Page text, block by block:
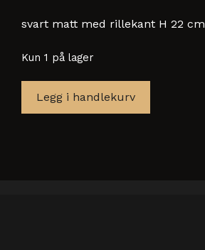
svart matt med rillekant H 22 cm
Kun 1 på lager
Lesotho
Legg i handlekurv